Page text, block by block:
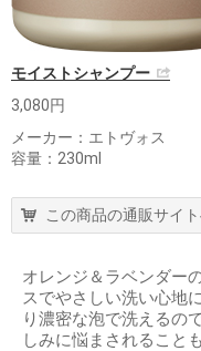
モイストシャンプー
3,080円
メーカー：エトヴォス
容量：230ml
この商品の通販サイ
オレンジ＆ラベンダー
スでやさしい洗い心地
り濃密な泡で洗えるの
しみに悩まされること